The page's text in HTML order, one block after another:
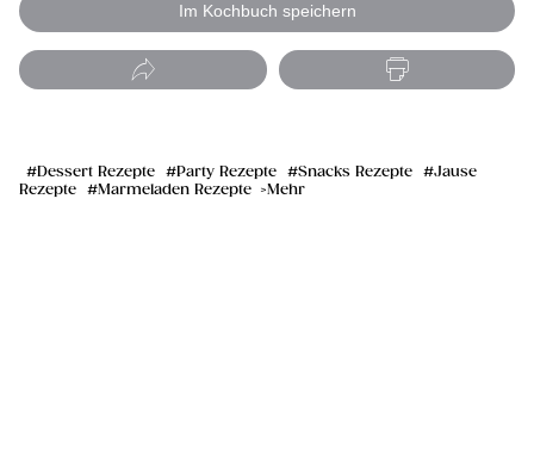
Im Kochbuch speichern
Dessert Rezepte Party Rezepte Snacks Rezepte
Jause
Rezepte
Marmeladen Rezepte Mehr